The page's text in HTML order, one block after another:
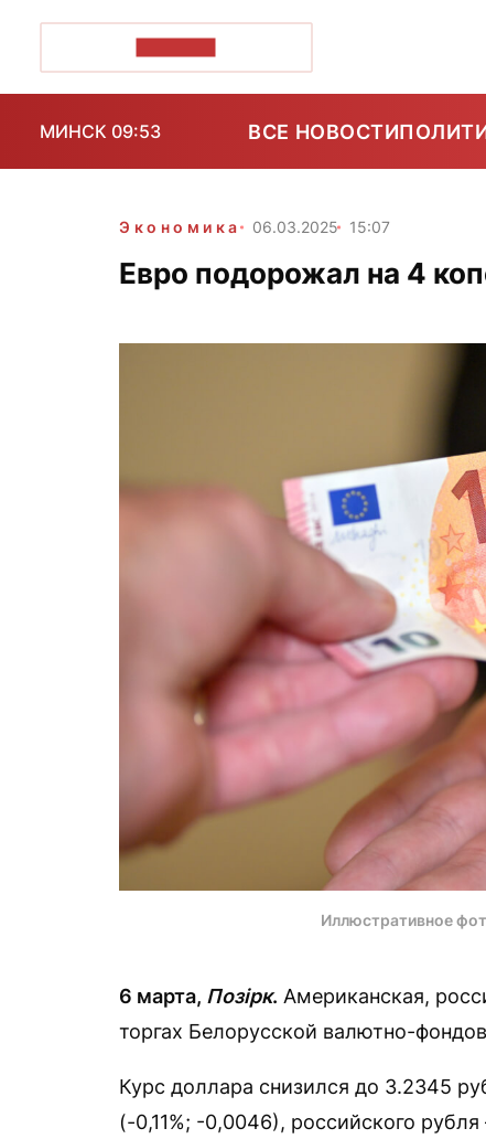
МИНСК 09:53 ВСЕ НОВОСТИ
Экономика 06.03.2025 15:07
Евро подорожал на 4
Иллюстративное
6 марта, Позірк. Американская,
торгах Белорусской валютно-
Курс доллара снизился до 3.2345
(-0,11%; -0,0046), российского